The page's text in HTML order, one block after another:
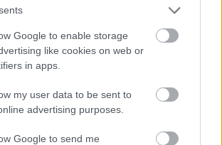
Google to enable storage
like cookies on web or
in apps.
my user data to be sent to
advertising purposes.
Google to send me